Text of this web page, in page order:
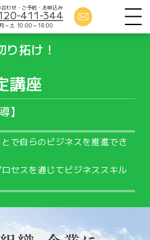
わせ・ご予約・お申込み
411-344
月～土 10:00～18:00
拓け！
講座
】
で自らのビジネスを推進でき
セスを通じてビジネススキル